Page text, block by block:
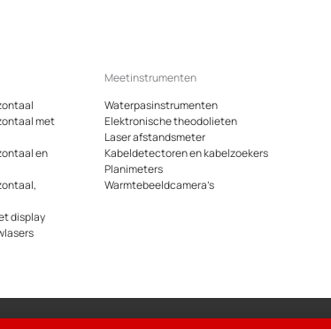
met
en
display
Meetinstrumenten
Waterpasinstrumenten
Elektronische theodolieten
Laser afstandsmeter
Kabeldetectoren en kabelzoekers
Planimeters
Warmtebeeldcamera’s